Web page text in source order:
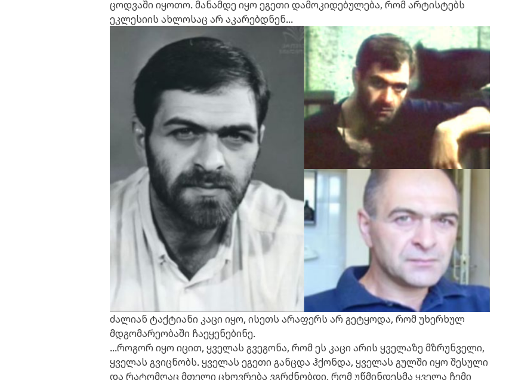
ცოდვაში იყოთო. მანამდე იყო ეგეთი დამოკიდებულება, რომ არტისტებს
ეკლესიის ახლოსაც არ აკარებდნენ...
ძალიან ტაქტიანი კაცი იყო, ისეთს არაფერს არ გეტყოდა, რომ უხერხულ
მდგომარეობაში ჩაეყენებინე.
...როგორ იყო იცით, ყველას გვეგონა, რომ ეს კაცი არის ყველაზე მზრუნველი,
ყველას გვიცნობს.ყველას ეგეთი განცდა ჰქონდა, ყველას გულში იყო შესული
და რატომღაც მთელი ცხოვრება ვგრძნობდი, რომ უწმინდესმა ყველა ჩემი